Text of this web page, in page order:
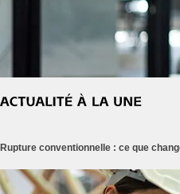
Rupture conventionnelle : ce que